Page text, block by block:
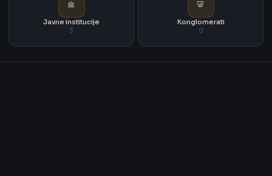
Javne institucije
3
Konglomerati
0